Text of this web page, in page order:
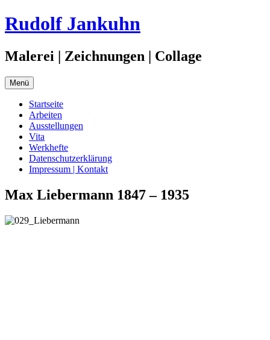
Zum
Inhalt
Rudolf Jankuhn
Malerei | Zeichnungen | Collage
Menü
Startseite
Arbeiten
Ausstellungen
Vita
Werkhefte
Datenschutzerklärung
Impressum | Kontakt
Max Liebermann 1847 – 1935